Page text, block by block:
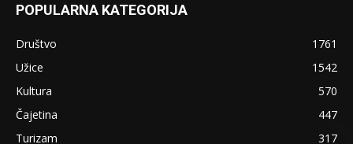
POPULARNA KATEGORIJA
Društvo
1761
Užice
1542
Kultura
570
Čajetina
447
Turizam
317